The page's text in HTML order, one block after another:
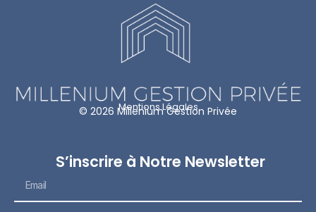
Mentions Légales
© 2026 Millenium Gestion Privée
S’inscrire à Notre Newsletter